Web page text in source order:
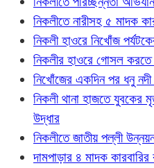
নিকলীতে নারীসহ ৫ মাদক
নিকলী হাওরে নিখোঁজ
নিকলীর হাওরে গোসল করতে
নিখোঁজের একদিন পর ধনু
নিকলী থানা হাজতে যুবকের
উদ্ধার
নিকলীতে জাতীয় পল্লী
দামপাড়ার ৪ মাদক